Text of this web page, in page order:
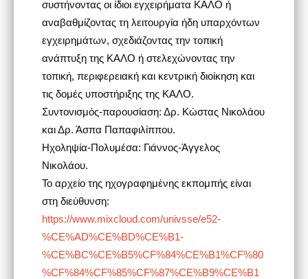
συστήνοντας οι ίδιοι εγχειρήματα ΚΑΛΟ ή
αναβαθμίζοντας τη λειτουργία ήδη υπαρχόντων
εγχειρημάτων, σχεδιάζοντας την τοπική
ανάπτυξη της ΚΑΛΟ ή στελεχώνοντας την
τοπική, περιφερειακή και κεντρική διοίκηση και
τις δομές υποστήριξης της ΚΑΛΟ.
Συντονισμός-παρουσίαση: Δρ. Κώστας Νικολάου
και Δρ. Άσπα Παπαφιλίππου.
Ηχοληψία-Πολυμέσα: Γιάννος-Άγγελος
Νικολάου.
Το αρχείο της ηχογραφημένης εκπομπής είναι
στη διεύθυνση:
https://www.mixcloud.com/univsse/e52-
%CE%AD%CE%BD%CE%B1-
%CE%BC%CE%B5%CF%84%CE%B1%CF%80
%CF%84%CF%85%CF%87%CE%B9%CE%B1